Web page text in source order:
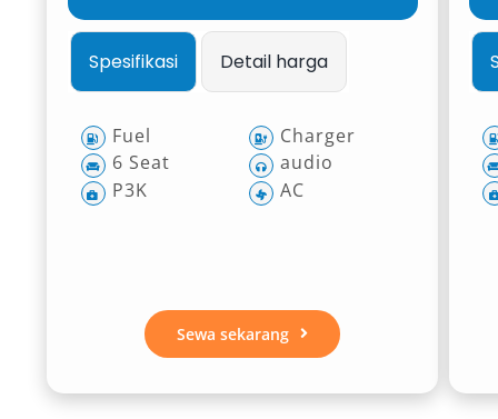
Spesifikasi Detail harga
Fuel
6 Seat
P3K
Charger
audio
AC
Sewa sekarang